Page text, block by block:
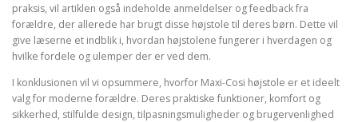
praksis, vil artiklen også indeholde anmeldelser og feedback fra
forældre, der allerede har brugt disse højstole til deres børn. Dette vil
give læserne et indblik i, hvordan højstolene fungerer i hverdagen og
hvilke fordele og ulemper der er ved dem.
I konklusionen vil vi opsummere, hvorfor Maxi-Cosi højstole er et ideelt
valg for moderne forældre. Deres praktiske funktioner, komfort og
sikkerhed, stilfulde design, tilpasningsmuligheder og brugervenlighed